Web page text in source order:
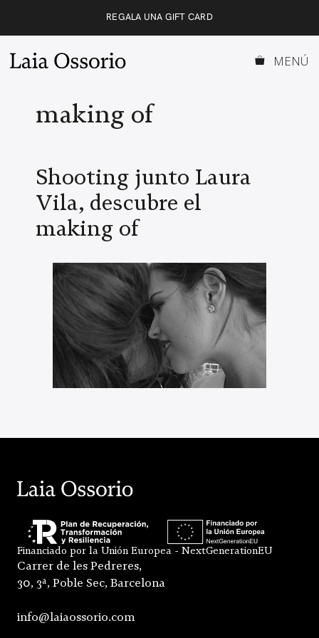
REGALA UNA GIFT CARD
MENÚ
making of
Shooting junto Laura
Vila, descubre el
making of
Financiado por la Unión Europea - NextGenerationEU
Carrer de les Pedreres,
30, 3ª, Poble Sec, Barcelona
info@laiaossorio.com